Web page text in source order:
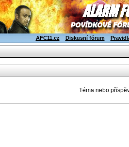
AFC11.cz Diskusní fórum
Téma nebo